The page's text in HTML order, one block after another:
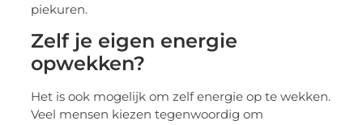
piekuren.
Zelf je eigen energie
opwekken?
Het is ook mogelijk om zelf energie op te wekken.
Veel mensen kiezen tegenwoordig om